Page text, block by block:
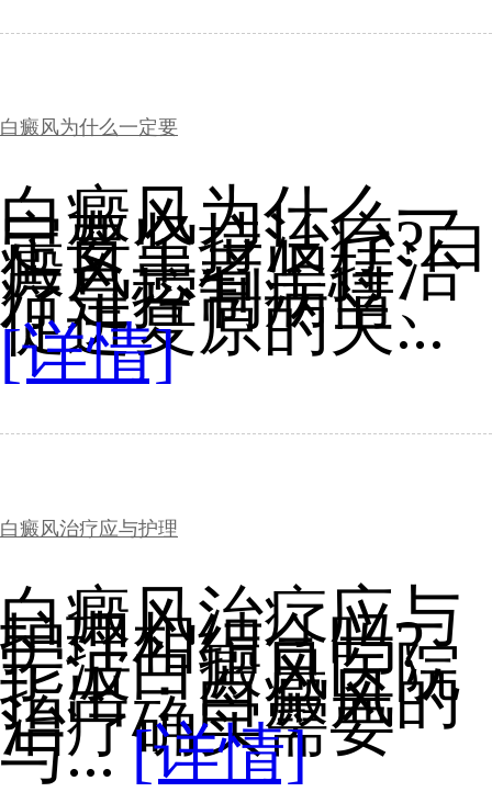
白癜风为什么一定要
白癜风为什么一
定要坚持治疗?白
癜风患者坚持治
疗是控制病情、
促进复原的关...
[详情]
白癜风治疗应与护理
白癜风治疗应与
护理相结合吗?
宁波白癜风医院
指出：白癜风的
治疗确实需要
与... [详情]